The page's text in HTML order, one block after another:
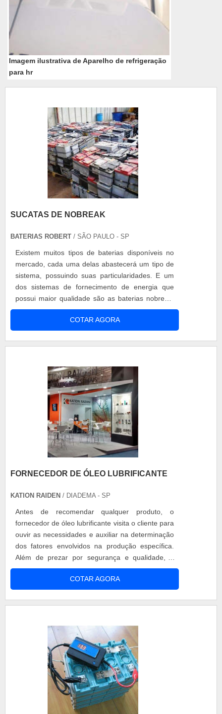
Imagem ilustrativa de Aparelho de refrigeração
para hr
SUCATAS DE NOBREAK
BATERIAS ROBERT / SÃO PAULO - SP
Existem muitos tipos de baterias disponíveis no
mercado, cada uma delas abastecerá um tipo de
sistema, possuindo suas particularidades. E um
dos sistemas de fornecimento de energia que
possui maior qualidade são as baterias nobreak.
Saiba mais do nobreak Nobreak é o nome no
Brasil para o termo universalmente conhecido
como UPS (uninterruptible power system) ou
COTAR AGORA
FORNECEDOR DE ÓLEO LUBRIFICANTE
KATION RAIDEN / DIADEMA - SP
Antes de recomendar qualquer produto, o
fornecedor de óleo lubrificante visita o cliente para
ouvir as necessidades e auxiliar na determinação
dos fatores envolvidos na produção específica.
Além de prezar por segurança e qualidade, o
custo-benefício também é levado em
consideração, pois é fundamental que o cliente
evite gastos futuros com o uso de produtos
COTAR AGORA